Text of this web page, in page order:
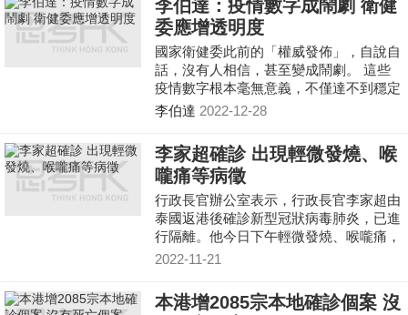
李伯達：疫情數字成鬧劇 衛健
委應增透明度
國家衛健委此前的「權威發佈」，自說自
話，沒有人相信，甚至變成鬧劇。 這些
疫情數字根本毫無意義，不僅達不到穩定
民心的作用，而且影響惡劣。民無信不
不信好？如何堵住「官出數字」「數字造
假」的悠悠之口？
李伯達 2022-12-28
李家超確診 出現輕微發燒、喉
嚨痛等病徵
行政長官辦公室表示，行政長官李家超由
泰國返港後確診新型冠狀病毒肺炎，已進
行隔離。他今日下午輕微發燒、喉嚨痛，
雖然他有點疲倦，但大致情況可以，醫生
2022-11-21
本港增2085宗本地確診個案 沒